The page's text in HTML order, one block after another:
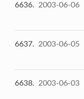
6636 2003-06-06
6637 2003-06-05
6638 2003-06-03